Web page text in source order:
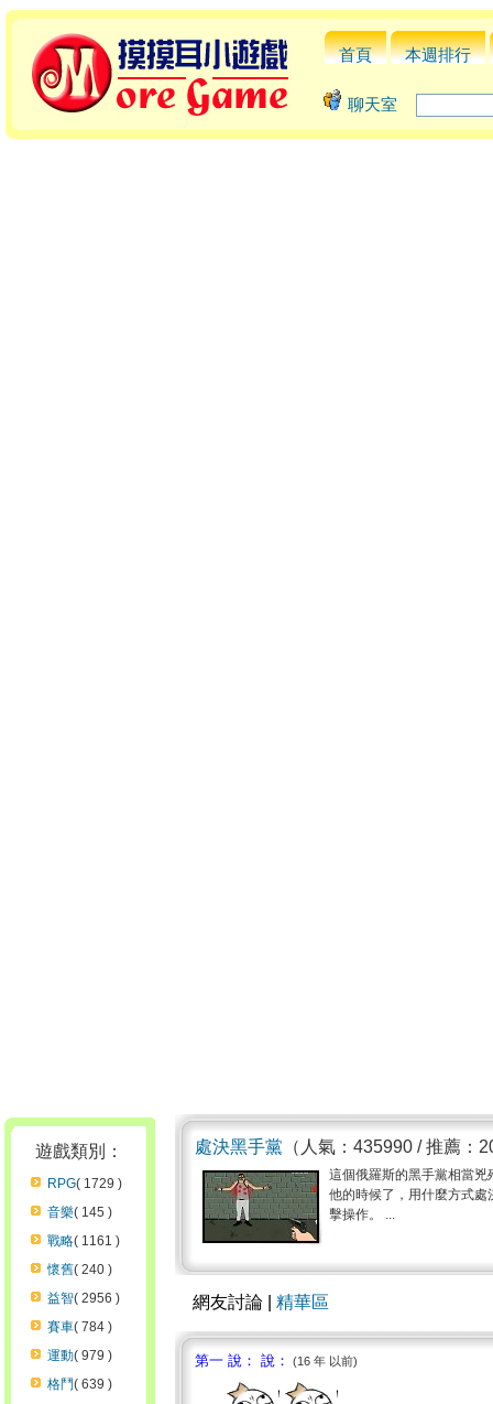
首頁 本週排行
聊天室
遊戲類別：
RPG( 1729 )
音樂( 145 )
戰略( 1161 )
懷舊( 240 )
益智( 2956 )
賽車( 784 )
運動( 979 )
格鬥( 639 )
處決黑手黨 （人氣：435990 / 推薦：
這個俄羅斯的黑手黨相當
他的時候了，用什麼方式
擊操作。 ...
網友討論 | 精華區
第一 說： 說： (16 年 以前)